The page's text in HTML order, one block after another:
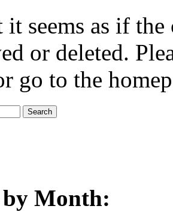
it seems as if
or deleted.
go to the
Month: